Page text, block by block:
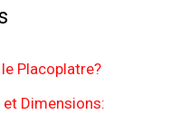
Placoplatre?
Dimensions: